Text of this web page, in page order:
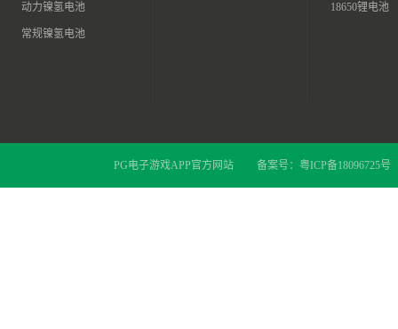
动力镍氢电池
常规镍氢电池
18650锂电池
PG电子游戏APP官方网站 备案号： 粤ICP备18096725号